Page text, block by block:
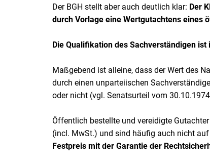
Der BGH stellt aber auch deutlich klar: Der
durch Vorlage eine Wertgutachtens eines
Die Qualifikation des Sachverständigen
Maßgebend ist alleine, dass der Wert des
durch einen unparteiischen
oder nicht (vgl. Senatsurteil vom
Öffentlich bestellte und vereidigte
(incl. MwSt.) und sind häufig auch nicht
Festpreis mit der Garantie der